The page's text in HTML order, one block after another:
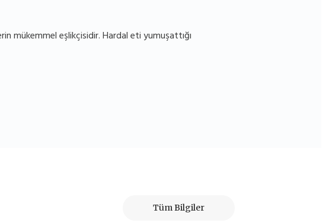
mükemmel eşlikçisidir. Hardal eti yumuşattığı
Tüm Bilgiler